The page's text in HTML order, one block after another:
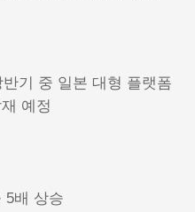
기 중 일본 대형 플랫폼
예정
5배 상승